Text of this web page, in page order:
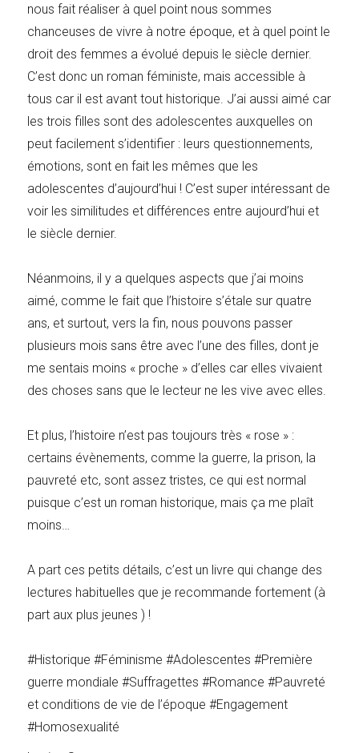
nous fait réaliser à quel point nous sommes
chanceuses de vivre à notre époque, et à quel point le
droit des femmes a évolué depuis le siècle dernier.
C’est donc un roman féministe, mais accessible à
tous car il est avant tout historique. J’ai aussi aimé car
les trois filles sont des adolescentes auxquelles on
peut facilement s’identifier : leurs questionnements,
émotions, sont en fait les mêmes que les
adolescentes d’aujourd’hui ! C’est super intéressant de
voir les similitudes et différences entre aujourd’hui et
le siècle dernier.
Néanmoins, il y a quelques aspects que j’ai moins
aimé, comme le fait que l’histoire s’étale sur quatre
ans, et surtout, vers la fin, nous pouvons passer
plusieurs mois sans être avec l’une des filles, dont je
me sentais moins « proche » d’elles car elles vivaient
des choses sans que le lecteur ne les vive avec elles.
Et plus, l’histoire n’est pas toujours très « rose » :
certains évènements, comme la guerre, la prison, la
pauvreté etc, sont assez tristes, ce qui est normal
puisque c’est un roman historique, mais ça me plaît
moins…
A part ces petits détails, c’est un livre qui change des
lectures habituelles que je recommande fortement (à
part aux plus jeunes ) !
#Historique #Féminisme #Adolescentes #Première
guerre mondiale #Suffragettes #Romance #Pauvreté
et conditions de vie de l’époque #Engagement
#Homosexualité